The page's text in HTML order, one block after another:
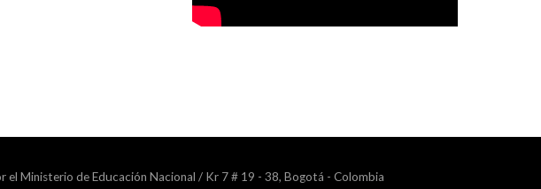
Ministerio de Educación Nacional / Kr 7 # 19 - 38, Bogotá - Colombia